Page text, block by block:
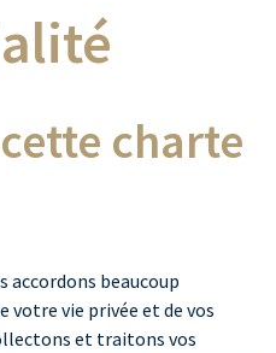
charte
accordons beaucoup
votre vie privée et de vos
et traitons vos